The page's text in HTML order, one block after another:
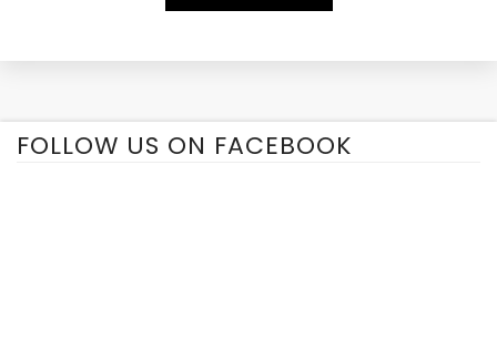
FOLLOW US ON FACEBOOK